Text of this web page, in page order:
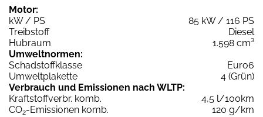
Motor:
kW / PS
85 kW / 116 PS
Treibstoff
Diesel
Hubraum
1.598 cm³
Umweltnormen:
Schadstoffklasse
Euro6
Umweltplakette
4 (Grün)
Verbrauch und Emissionen nach WLTP:
Kraftstoffverbr. komb.
4,5 l/100km
CO2-Emissionen komb.
120 g/km